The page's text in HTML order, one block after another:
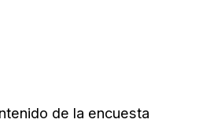
de la encuesta